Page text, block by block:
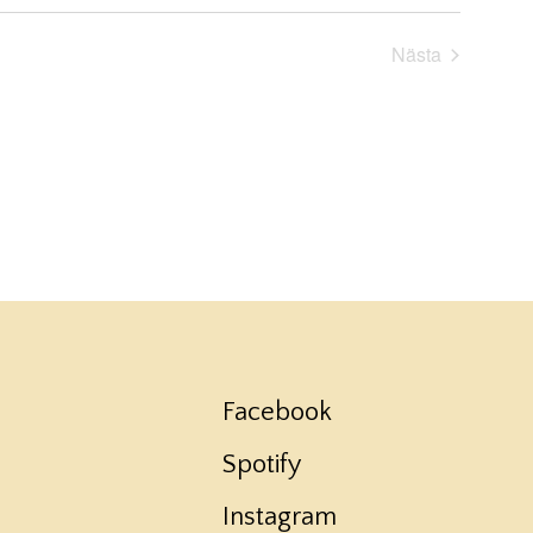
Nästa
Facebook
Spotify
Instagram